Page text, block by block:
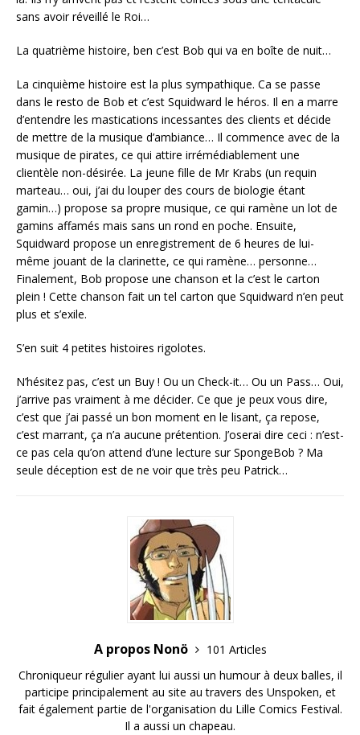
sans avoir réveillé le Roi…
La quatrième histoire, ben c’est Bob qui va en boîte de nuit…
La cinquième histoire est la plus sympathique. Ca se passe
dans le resto de Bob et c’est Squidward le héros. Il en a marre
d’entendre les mastications incessantes des clients et décide
de mettre de la musique d’ambiance… Il commence avec de la
musique de pirates, ce qui attire irrémédiablement une
clientèle non-désirée. La jeune fille de Mr Krabs (un requin
marteau… oui, j’ai du louper des cours de biologie étant
gamin…) propose sa propre musique, ce qui ramène un lot de
gamins affamés mais sans un rond en poche. Ensuite,
Squidward propose un enregistrement de 6 heures de lui-
même jouant de la clarinette, ce qui ramène… personne…
Finalement, Bob propose une chanson et la c’est le carton
plein ! Cette chanson fait un tel carton que Squidward n’en peut
plus et s’exile.
S’en suit 4 petites histoires rigolotes.
N’hésitez pas, c’est un Buy ! Ou un Check-it… Ou un Pass… Oui,
j’arrive pas vraiment à me décider. Ce que je peux vous dire,
c’est que j’ai passé un bon moment en le lisant, ça repose,
c’est marrant, ça n’a aucune prétention. J’oserai dire ceci : n’est-
ce pas cela qu’on attend d’une lecture sur SpongeBob ? Ma
seule déception est de ne voir que très peu Patrick…
A propos Nonö
101 Articles
Chroniqueur régulier ayant lui aussi un humour à deux balles, il
participe principalement au site au travers des Unspoken, et
fait également partie de l'organisation du Lille Comics Festival.
Il a aussi un chapeau.